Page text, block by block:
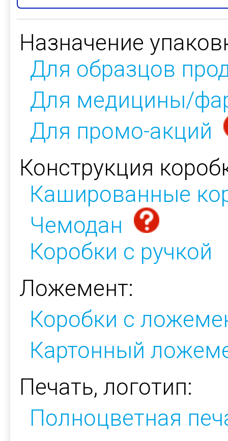
Назначение
Для образцов
Для медицины/
Для промо-акций
Конструкция
Кашированные
Чемодан
Коробки с ручкой
Ложемент:
Коробки с
Картонный
Печать, логотип:
Полноцветная